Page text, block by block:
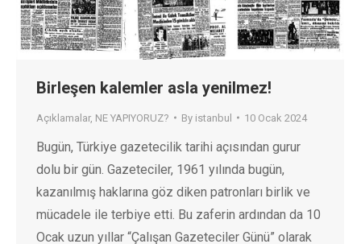
Birleşen kalemler asla yenilmez!
Açıklamalar, NE YAPIYORUZ? By istanbul 10 Ocak 2024
Bugün, Türkiye gazetecilik tarihi açısından gurur
dolu bir gün. Gazeteciler, 1961 yılında bugün,
kazanılmış haklarına göz diken patronları birlik ve
mücadele ile terbiye etti. Bu zaferin ardından da 10
Ocak uzun yıllar “Çalışan Gazeteciler Günü” olarak